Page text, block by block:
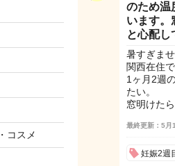
コスメ
のため温
います。
と心配し
暑すぎませ
関西在住
1ヶ月2週
たい。
窓明けた
最終更新：5月
妊娠2週